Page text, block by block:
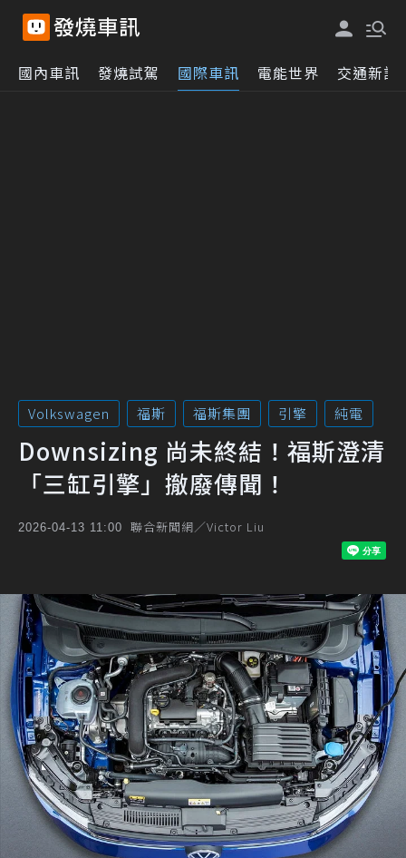
國內車訊 發燒試駕 國際車訊 電能世界 交通新訊
Volkswagen 福斯 福斯集團 引擎 純電
Downsizing 尚未終結！福斯澄清
「三缸引擎」撤廢傳聞！
2026-04-13 11:00 聯合新聞網／Victor Liu